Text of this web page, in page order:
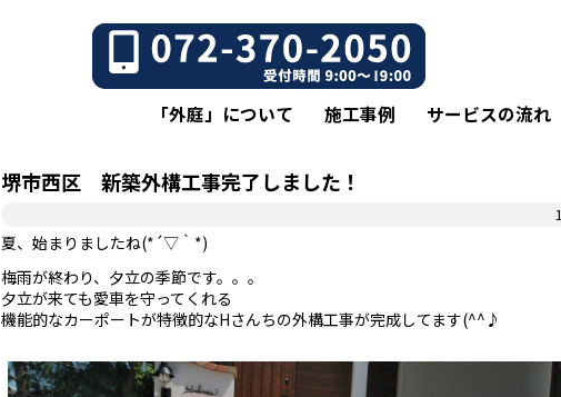
「外庭」について 施工事例 サービスの流れ
堺市西区 新築外構工事完了しました！
夏、始まりましたね(*´▽｀*)
梅雨が終わり、夕立の季節です。。。
夕立が来ても愛車を守ってくれる
機能的なカーポートが特徴的なHさんちの外構工事が完成してます(^^♪